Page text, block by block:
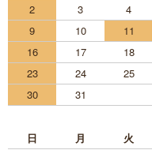
2
3 4
9
10 11
16
17 18
23
24 25
30
31
日
月 火